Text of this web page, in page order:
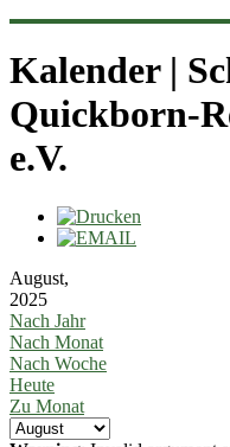
Kalender |
Quickborn-
e.V.
August,
2025
Nach Jahr
Nach Monat
Nach Woche
Heute
Zu Monat